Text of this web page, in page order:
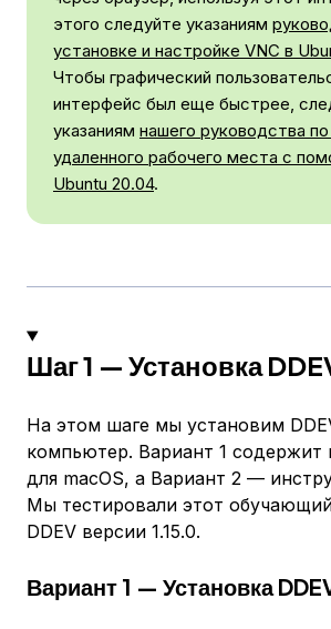
этого следуйте указаниям
установке и настройке VNC в
Чтобы графический
интерфейс был еще быстрее,
указаниям нашего руководства
удаленного рабочего места с
Ubuntu 20.04.
Шаг 1 — Установка
На этом шаге мы установим
компьютер. Вариант 1 содержит
для macOS, а Вариант 2 —
Мы тестировали этот
DDEV версии 1.15.0.
Вариант 1 — Установка